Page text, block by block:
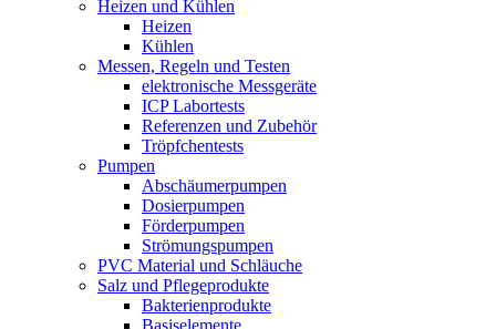
Heizen und Kühlen
Heizen
Kühlen
Messen, Regeln und Testen
elektronische Messgeräte
ICP Labortests
Referenzen und Zubehör
Tröpfchentests
Pumpen
Abschäumerpumpen
Dosierpumpen
Förderpumpen
Strömungspumpen
PVC Material und Schläuche
Salz und Pflegeprodukte
Bakterienprodukte
Basiselemente